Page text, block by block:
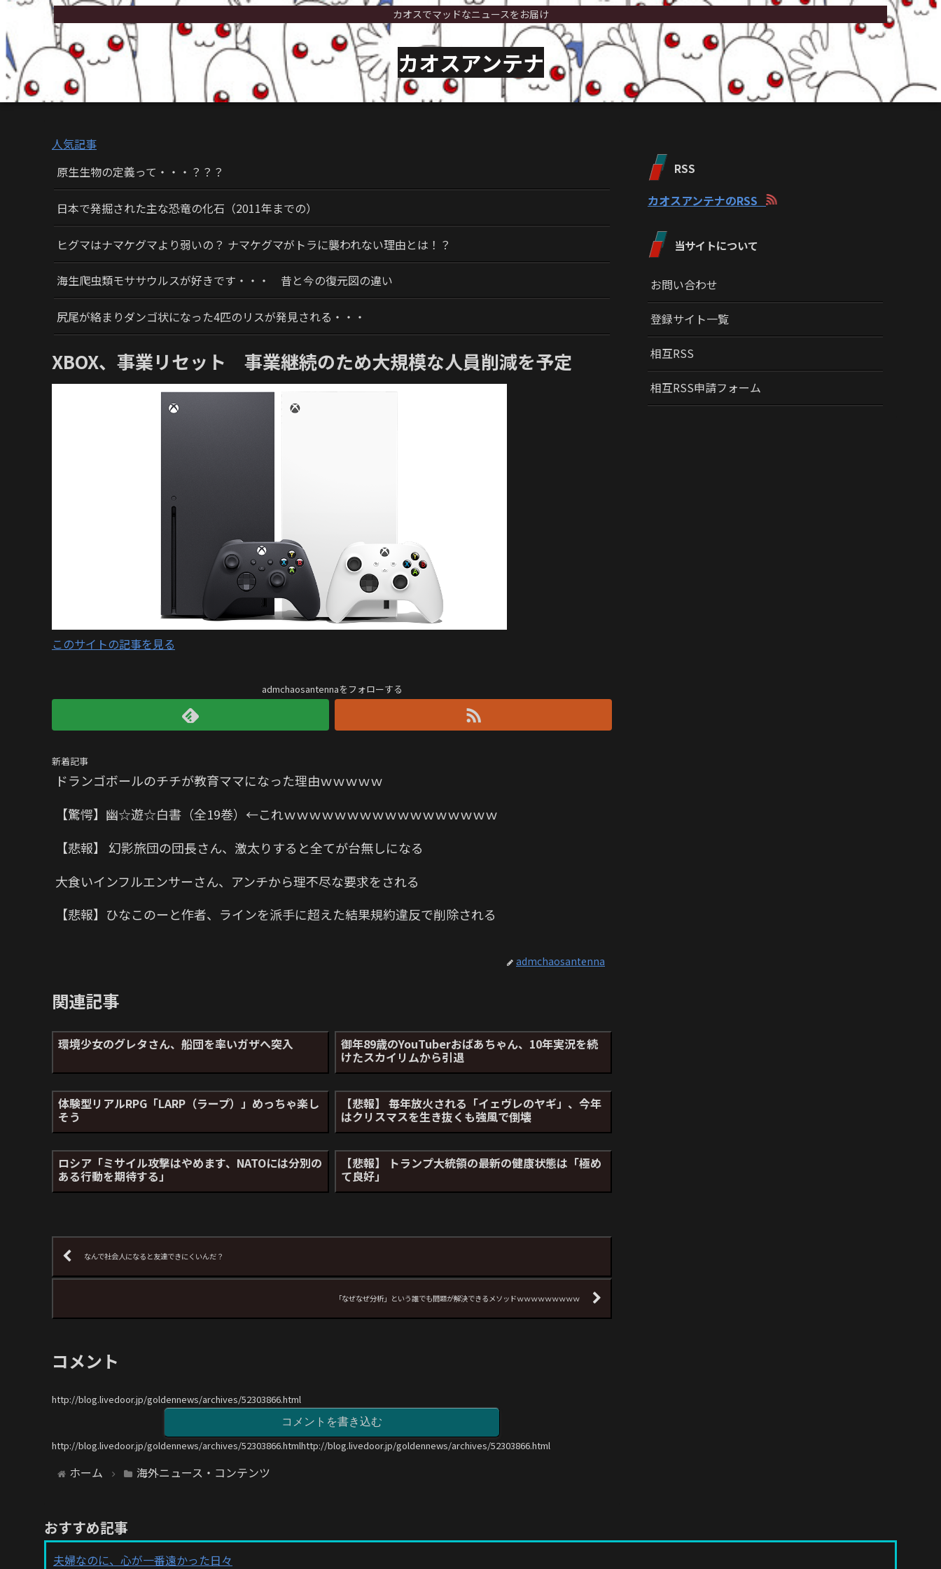
カオスでマッドなニュースをお届け
カオスアンテナ
人気記事
原生生物の定義って・・・？？？
日本で発掘された主な恐竜の化石（2011年までの）
ヒグマはナマケグマより弱いの？ ナマケグマがトラに襲われない理由とは！？
海生爬虫類モササウルスが好きです・・・ 昔と今の復元図の違い
尻尾が絡まりダンゴ状になった4匹のリスが発見される・・・
XBOX、事業リセット 事業継続のため大規模な人員削減を予定
このサイトの記事を見る
admchaosantennaをフォローする
新着記事
ドランゴボールのチチが教育ママになった理由ｗｗｗｗｗ
【驚愕】幽☆遊☆白書（全19巻）←これｗｗｗｗｗｗｗｗｗｗｗｗｗｗｗｗｗ
【悲報】 幻影旅団の団長さん、激太りすると全てが台無しになる
大食いインフルエンサーさん、アンチから理不尽な要求をされる
【悲報】ひなこのーと作者、ラインを派手に超えた結果規約違反で削除される
admchaosantenna
関連記事
環境少女のグレタさん、船団を率いガザへ突入 御年89歳のYouTuberおばあちゃん、10年実況を続
けたスカイリムから引退
体験型リアルRPG「LARP（ラープ）」めっちゃ楽し
そう
【悲報】 毎年放火される「イェヴレのヤギ」、今年
はクリスマスを生き抜くも強風で倒壊
ロシア「ミサイル攻撃はやめます、NATOには分別の
ある行動を期待する」
【悲報】 トランプ大統領の最新の健康状態は「極め
て良好」
なんで社会人になると友達できにくいんだ？
「なぜなぜ分析」という誰でも問題が解決できるメソッドｗｗｗｗｗｗｗｗｗ
コメント
http://blog.livedoor.jp/goldennews/archives/52303866.html
コメントを書き込む
http://blog.livedoor.jp/goldennews/archives/52303866.htmlhttp://blog.livedoor.jp/goldennews/archives/52303866.html
ホーム 海外ニュース・コンテンツ
RSS
カオスアンテナのRSS
当サイトについて
お問い合わせ
登録サイト一覧
相互RSS
相互RSS申請フォーム
おすすめ記事
夫婦なのに、心が一番遠かった日々